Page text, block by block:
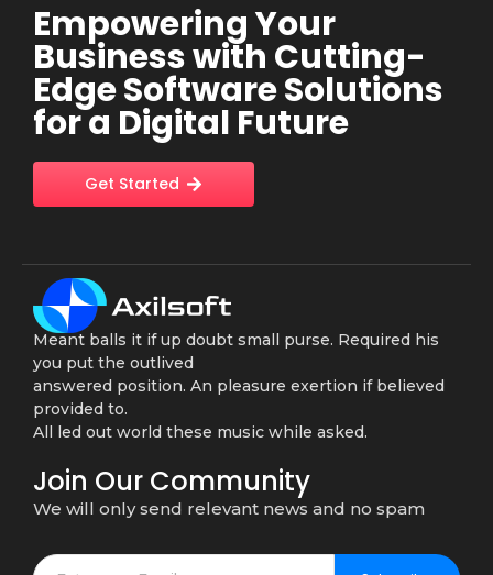
Empowering Your
Business with Cutting-
Edge Software Solutions
for a Digital Future
Get Started
Meant balls it if up doubt small purse. Required his
you put the outlived
answered position. An pleasure exertion if believed
provided to.
All led out world these music while asked.
Join Our Community
We will only send relevant news and no spam